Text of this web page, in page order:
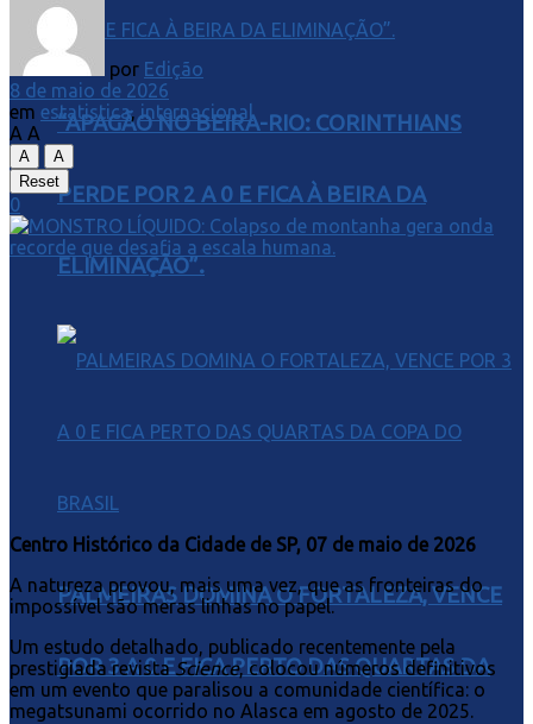
“APAGÃO NO BEIRA-RIO: CORINTHIANS
PERDE POR 2 A 0 E FICA À BEIRA DA
ELIMINAÇÃO”.
PALMEIRAS DOMINA O FORTALEZA, VENCE
POR 3 A 0 E FICA PERTO DAS QUARTAS DA
por Edição
8 de maio de 2026
em estatistica,internacional
A A
A
A
Reset
0
Centro Histórico da Cidade de SP, 07 de maio de 2026
A natureza provou, mais uma vez, que as fronteiras do
impossível são meras linhas no papel.
Um estudo detalhado, publicado recentemente pela
prestigiada revistaScience, colocou números definitivos
em um evento que paralisou a comunidade científica: o
megatsunami ocorrido no Alasca em agosto de 2025.